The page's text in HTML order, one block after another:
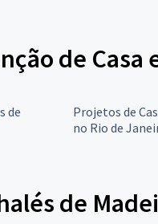
de Casa
de
Projetos de
no Rio de
de